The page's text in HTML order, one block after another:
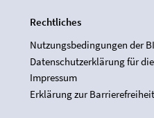
Rechtliches
Nutzungsbedingungen der
Datenschutzerklärung für die
Impressum
Erklärung zur Barrierefreiheit